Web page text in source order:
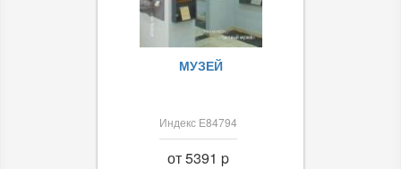
МУЗЕЙ
Индекс Е84794
от 5391 p